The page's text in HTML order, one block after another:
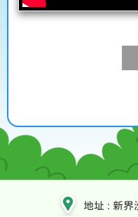
地址 : 新界